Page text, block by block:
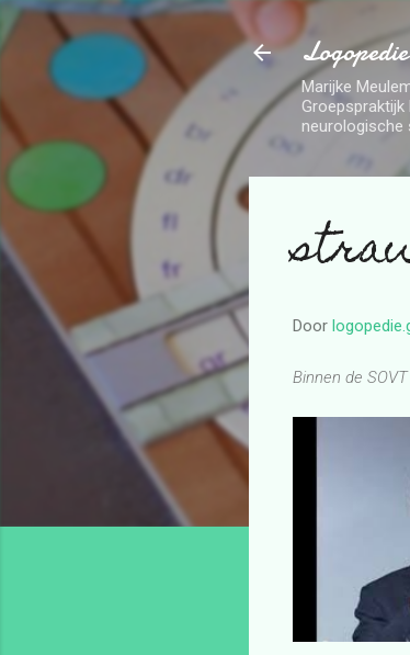
Marijke
neurologische
Door
Binnen de